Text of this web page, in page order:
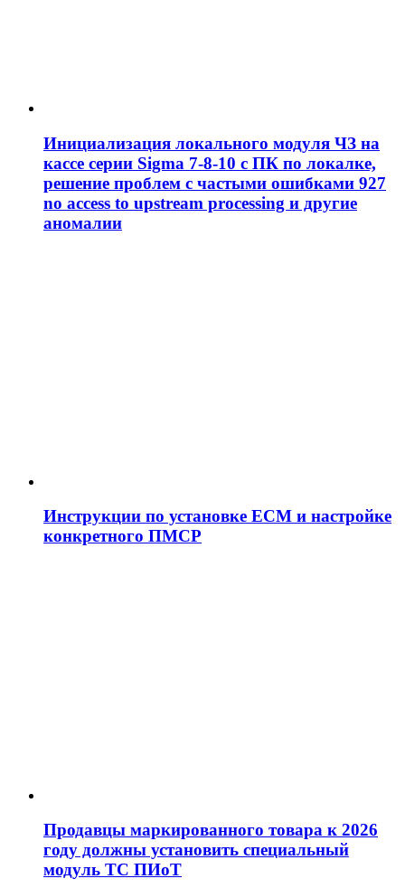
Инициализация локального модуля ЧЗ на
кассе серии Sigma 7-8-10 с ПК по локалке,
решение проблем c частыми ошибками 927
no access to upstream processing и другие
аномалии
Инструкции по установке ЕСМ и настройке
конкретного ПМСР
Продавцы маркированного товара к 2026
году должны установить специальный
модуль ТС ПИоТ